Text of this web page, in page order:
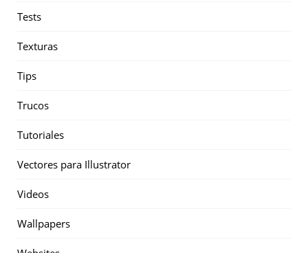
Tests
Texturas
Tips
Trucos
Tutoriales
Vectores para Illustrator
Videos
Wallpapers